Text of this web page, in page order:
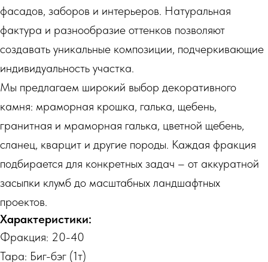
фасадов, заборов и интерьеров. Натуральная
фактура и разнообразие оттенков позволяют
создавать уникальные композиции, подчеркивающие
индивидуальность участка.
Мы предлагаем широкий выбор декоративного
камня: мраморная крошка, галька, щебень,
гранитная и мраморная галька, цветной щебень,
сланец, кварцит и другие породы. Каждая фракция
подбирается для конкретных задач – от аккуратной
засыпки клумб до масштабных ландшафтных
проектов.
Характеристики:
Фракция: 20-40
Тара: Биг-бэг (1т)